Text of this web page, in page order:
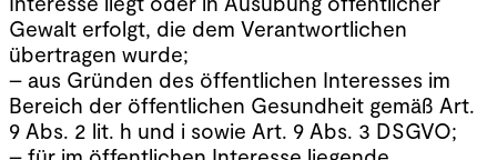
Gewalt erfolgt, die dem Verantwortlichen
übertragen wurde;
– aus Gründen des öffentlichen Interesses im
Bereich der öffentlichen Gesundheit gemäß Art.
9 Abs. 2 lit. h und i sowie Art. 9 Abs. 3 DSGVO;